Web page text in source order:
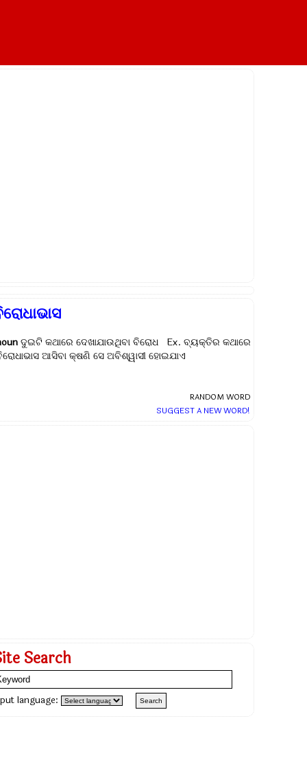
ଦୁଇଟି କଥାରେ ଦେଖାଯାଉଥିବା ବିରୋଧ Ex. ବ୍ୟକ୍ତିର କଥାରେ
ଆସିବା କ୍ଷଣି ସେ ଅବିଶ୍ୱାସୀ ହୋଇଯାଏ
RANDOM WORD
SUGGEST A NEW WORD!
Search
language: